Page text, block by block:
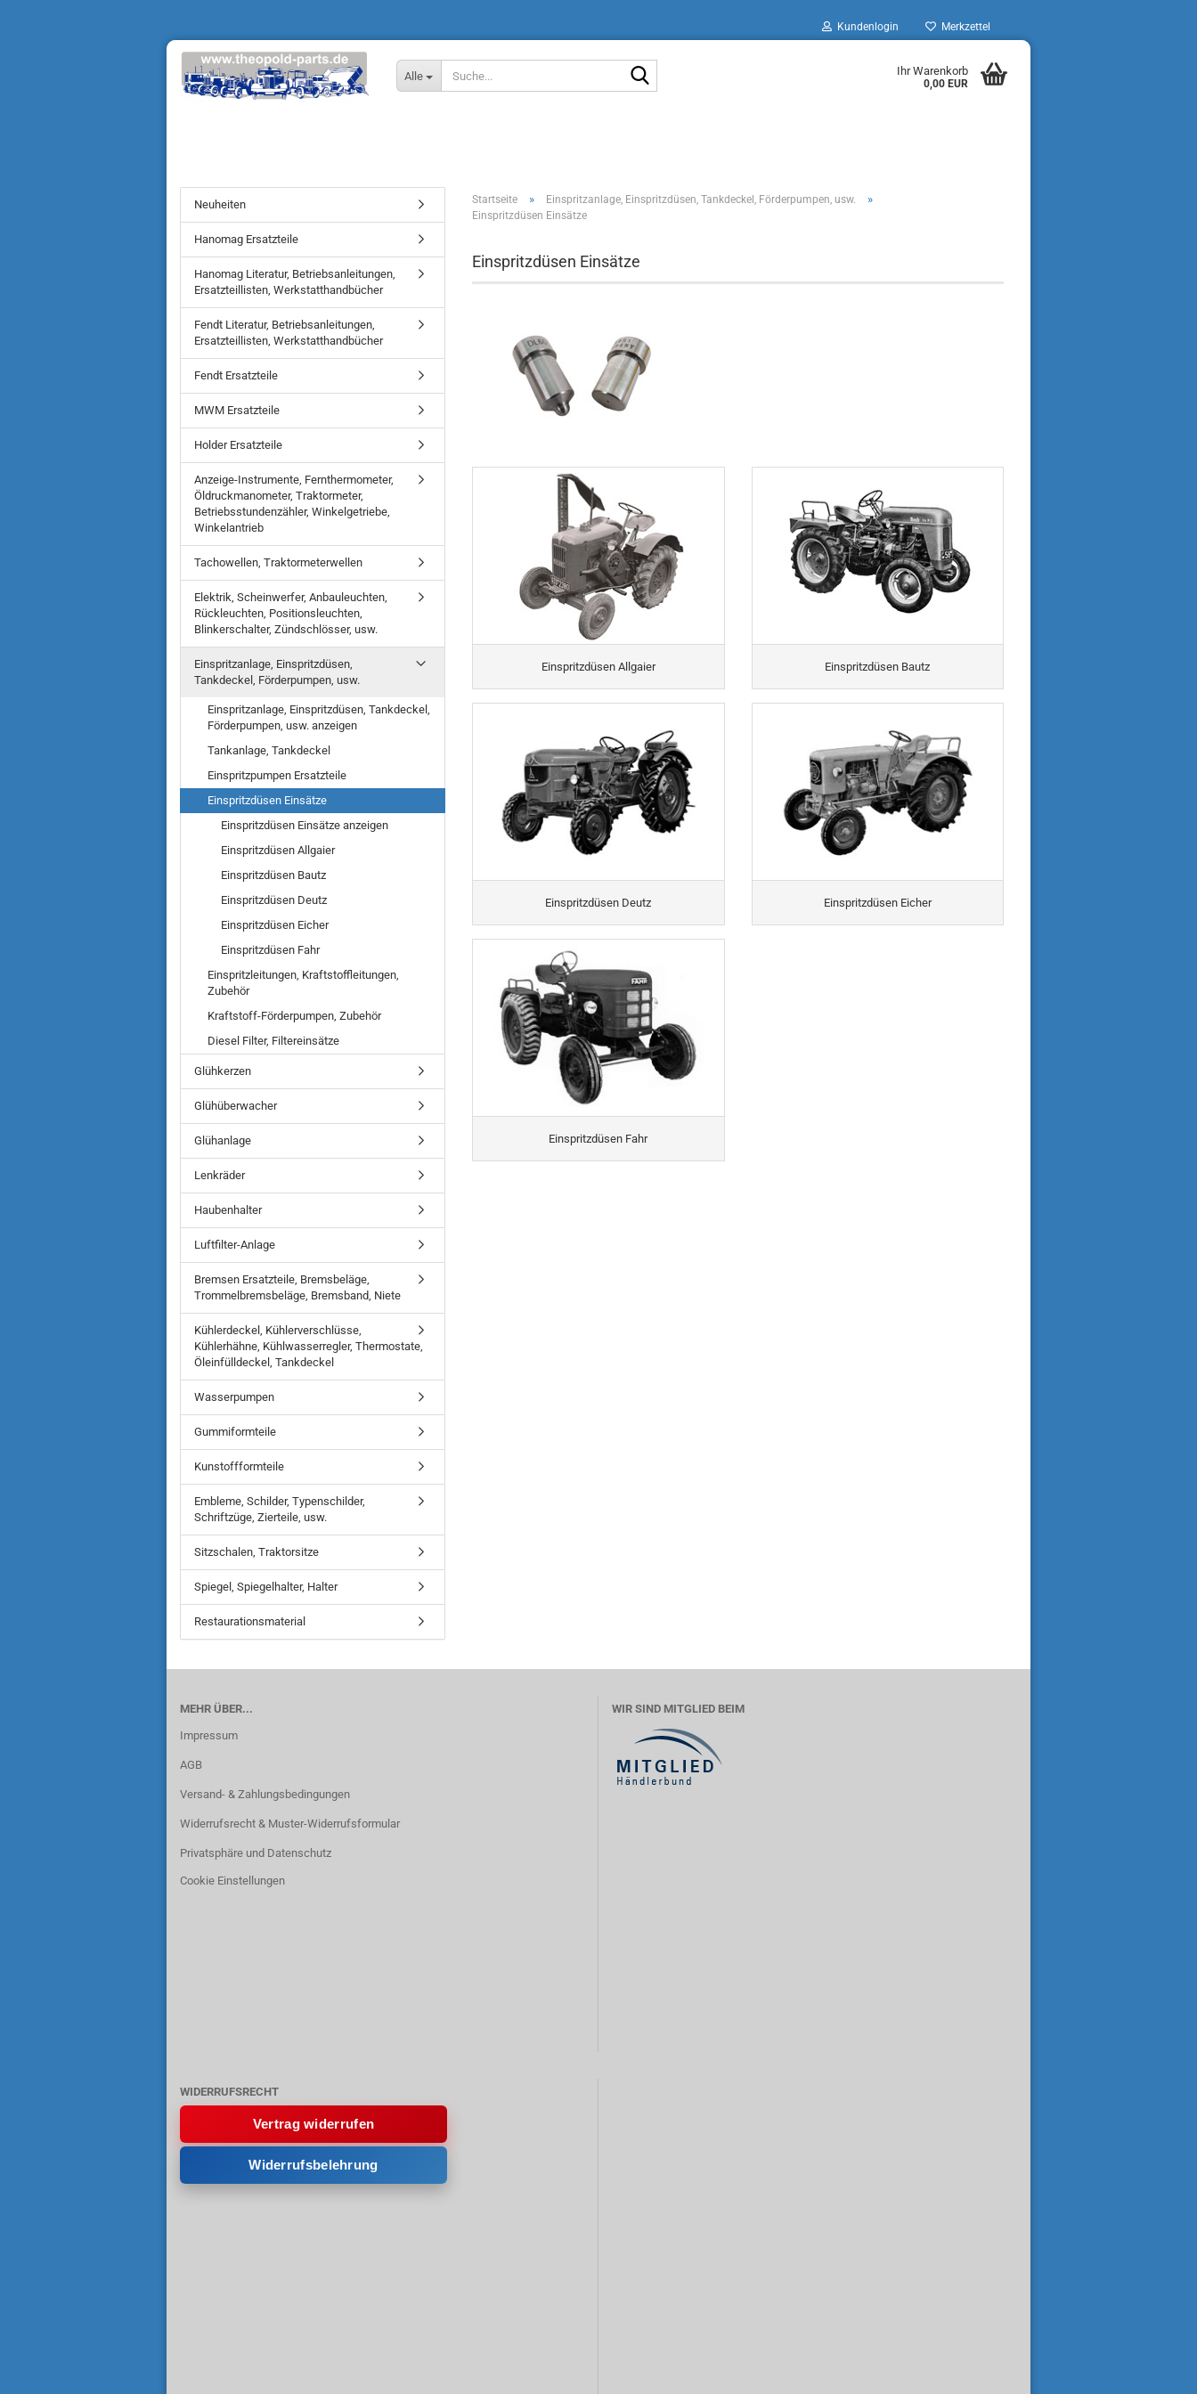
Kundenlogin Merkzettel
Alle Ihr Warenkorb
0,00 EUR
Startseite » Einspritzanlage, Einspritzdüsen, Tankdeckel, Förderpumpen, usw. »
Einspritzdüsen Einsätze
Einspritzdüsen Einsätze
Einspritzdüsen Allgaier Einspritzdüsen Bautz
Einspritzdüsen Deutz Einspritzdüsen Eicher
Einspritzdüsen Fahr
Neuheiten
Hanomag Ersatzteile
Hanomag Literatur, Betriebsanleitungen,
Ersatzteillisten, Werkstatthandbücher
Fendt Literatur, Betriebsanleitungen,
Ersatzteillisten, Werkstatthandbücher
Fendt Ersatzteile
MWM Ersatzteile
Holder Ersatzteile
Anzeige-Instrumente, Fernthermometer,
Öldruckmanometer, Traktormeter,
Betriebsstundenzähler, Winkelgetriebe,
Winkelantrieb
Tachowellen, Traktormeterwellen
Elektrik, Scheinwerfer, Anbauleuchten,
Rückleuchten, Positionsleuchten,
Blinkerschalter, Zündschlösser, usw.
Einspritzanlage, Einspritzdüsen,
Tankdeckel, Förderpumpen, usw.
Einspritzanlage, Einspritzdüsen, Tankdeckel,
Förderpumpen, usw. anzeigen
Tankanlage, Tankdeckel
Einspritzpumpen Ersatzteile
Einspritzdüsen Einsätze
Einspritzdüsen Einsätze anzeigen
Einspritzdüsen Allgaier
Einspritzdüsen Bautz
Einspritzdüsen Deutz
Einspritzdüsen Eicher
Einspritzdüsen Fahr
Einspritzleitungen, Kraftstoffleitungen,
Zubehör
Kraftstoff-Förderpumpen, Zubehör
Diesel Filter, Filtereinsätze
Glühkerzen
Glühüberwacher
Glühanlage
Lenkräder
Haubenhalter
Luftfilter-Anlage
Bremsen Ersatzteile, Bremsbeläge,
Trommelbremsbeläge, Bremsband, Niete
Kühlerdeckel, Kühlerverschlüsse,
Kühlerhähne, Kühlwasserregler, Thermostate,
Öleinfülldeckel, Tankdeckel
Wasserpumpen
Gummiformteile
Kunstoffformteile
Embleme, Schilder, Typenschilder,
Schriftzüge, Zierteile, usw.
Sitzschalen, Traktorsitze
Spiegel, Spiegelhalter, Halter
Restaurationsmaterial
MEHR ÜBER...
Impressum
AGB
Versand- & Zahlungsbedingungen
Widerrufsrecht & Muster-Widerrufsformular
Privatsphäre und Datenschutz
Cookie Einstellungen
WIR SIND MITGLIED BEIM
WIDERRUFSRECHT
Vertrag widerrufen
Widerrufsbelehrung